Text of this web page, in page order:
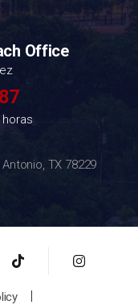
Office
horas
TX 78229